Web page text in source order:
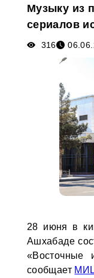
Медиа
Афиша
Музыку из
сериалов
316
28 июня в
Ашхабаде
«Восточные
сообщает